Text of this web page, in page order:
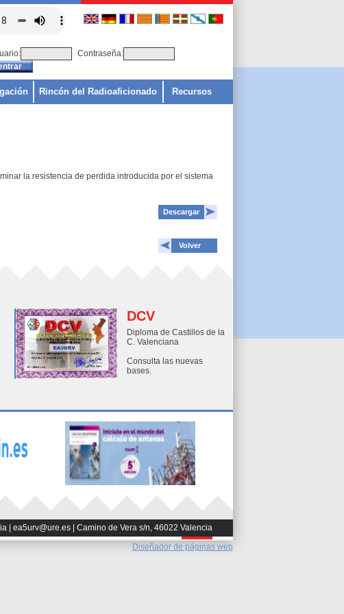
Contraseña:
Rincón del Radioaficionado Recursos
laresistencia de perdida introducida por el sistema
Descargar
Volver
DCV
Diploma de Castillos de la
C. Valenciana
Consulta las nuevas
bases.
| ea5urv@ure.es | Camino de Vera s/n, 46022 Valencia
Diseñador de páginas web